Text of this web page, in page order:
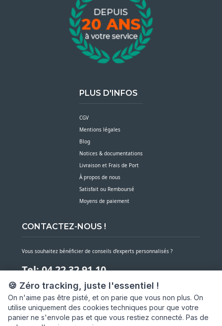
🍪 Zéro tracking, juste l'essentiel !
On n'aime pas être pisté, et on parie que vous non plus. On
utilise uniquement des cookies techniques pour que votre
panier ne s'envole pas et que vous restiez connecté. Pas de
PLUS D'INFOS
CGV
Mentions légales
Blog
Notices & documentations
Livraison et Frais de Port
À propos de nous
Satisfait ou Remboursé
Moyens de paiement
CONTACTEZ-NOUS !
Vous souhaitez bénéficier de conseils d’experts personnalisés ?
Tel: 04 22 32 91 10
Notre service client est à votre écoute du lundi au vendredi de 7h30 à 16h
NOUS CONTACTER PAR MESSAGE